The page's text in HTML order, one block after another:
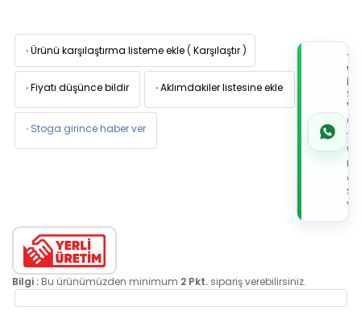
·Ürünü karşılaştırma listeme ekle ( Karşılaştır )
·Fiyatı düşünce bildir ·Aklımdakiler listesine ekle
· Stoga girince haber ver
İLE
de
Bilgi : Bu ürünümüzden minimum 2 Pkt. sipariş verebilirsiniz.